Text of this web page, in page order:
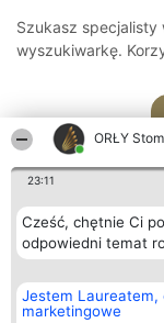
ORŁY
23:11
Cześć, chętnie Ci
odpowiedni temat
Jestem Laureatem,
marketingowe
Szukasz specjalisty
wyszukiwarkę.
Organizator plebiscytu
Bright Side Solutions sp. z o.
o. sp. k.